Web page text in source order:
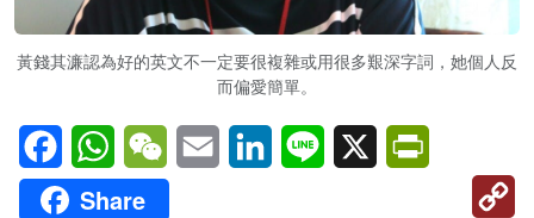
黃錢其濂認為好的英文不一定要很複雜或用很多艱深字詞，她個人反
而偏愛簡單。
FacebookWhatsAppWeChatEmail LinkedInLine X
Share